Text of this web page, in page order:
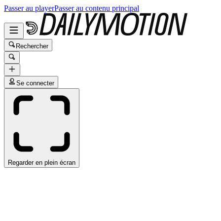
Passer au playerPasser au contenu principal
Rechercher
Se connecter
Regarder en plein écran